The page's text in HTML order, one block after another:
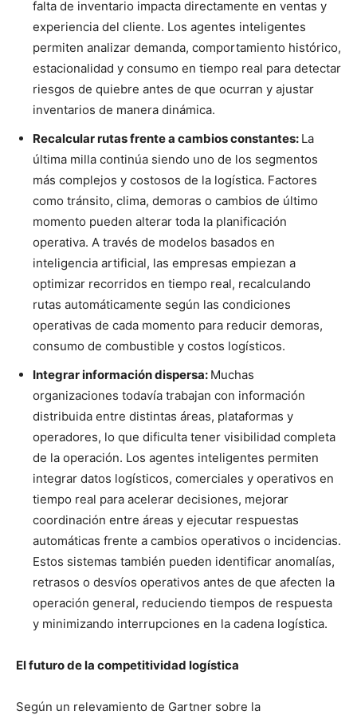
falta de inventario impacta directamente en ventas y
experiencia del cliente. Los agentes inteligentes
permiten analizar demanda, comportamiento histórico,
estacionalidad y consumo en tiempo real para detectar
riesgos de quiebre antes de que ocurran y ajustar
inventarios de manera dinámica.
Recalcular rutas frente a cambios constantes: La
última milla continúa siendo uno de los segmentos
más complejos y costosos de la logística. Factores
como tránsito, clima, demoras o cambios de último
momento pueden alterar toda la planificación
operativa. A través de modelos basados en
inteligencia artificial, las empresas empiezan a
optimizar recorridos en tiempo real, recalculando
rutas automáticamente según las condiciones
operativas de cada momento para reducir demoras,
consumo de combustible y costos logísticos.
Integrar información dispersa: Muchas
organizaciones todavía trabajan con información
distribuida entre distintas áreas, plataformas y
operadores, lo que dificulta tener visibilidad completa
de la operación. Los agentes inteligentes permiten
integrar datos logísticos, comerciales y operativos en
tiempo real para acelerar decisiones, mejorar
coordinación entre áreas y ejecutar respuestas
automáticas frente a cambios operativos o incidencias.
Estos sistemas también pueden identificar anomalías,
retrasos o desvíos operativos antes de que afecten la
operación general, reduciendo tiempos de respuesta
y minimizando interrupciones en la cadena logística.
El futuro de la competitividad logística
Según un relevamiento de Gartner sobre la